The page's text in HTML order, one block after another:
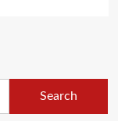
Search